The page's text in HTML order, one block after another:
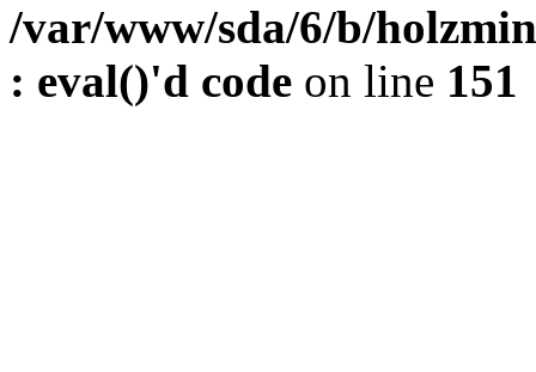
/var/www/sda/6/b/
: eval()'d code on line 151